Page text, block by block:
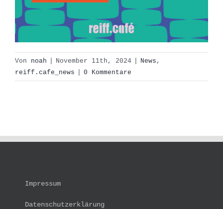
Von noah November 11th, 2024 News ,
reiff.cafe_news
0 Kommentare
Impressum
Datenschutzerklärung